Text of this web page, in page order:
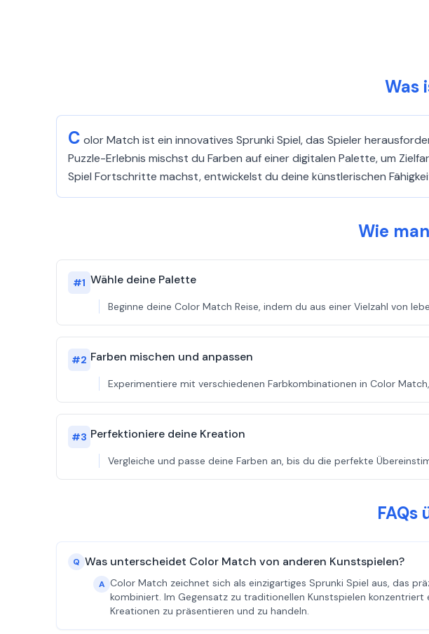
Was
C olor Match ist ein innovatives Sprunki Spiel, das Spieler
Puzzle-Erlebnis mischst du Farben auf einer digitalen Palette, um
Spiel Fortschritte machst, entwickelst du deine künstlerischen
Wie
#1 Wähle deine Palette
Beginne deine Color Match Reise, indem du aus einer Vielzahl von
#2 Farben mischen und anpassen
Experimentiere mit verschiedenen Farbkombinationen in Color
#3 Perfektioniere deine Kreation
Vergleiche und passe deine Farben an, bis du die perfekte
FAQs
Q Was unterscheidet Color Match von anderen Kunstspielen?
A Color Match zeichnet sich als einzigartiges Sprunki Spiel aus, das
kombiniert. Im Gegensatz zu traditionellen Kunstspielen
Kreationen zu präsentieren und zu handeln.